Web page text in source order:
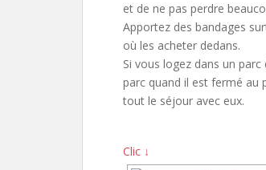
et de ne pas perdre
Apportez des bandages
où les acheter dedans.
Si vous logez dans un
parc quand il est fermé au
tout le séjour avec eux.
Clic ↓